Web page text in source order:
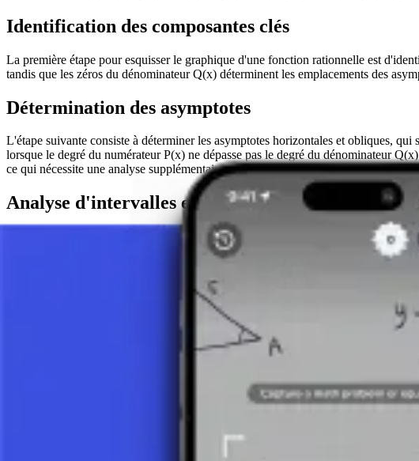
Identification des composantes clés
La première étape pour esquisser le graphique d'une fonction rationnelle est
tandis que les zéros du dénominateur Q(x) déterminent les emplacements des
Détermination des asymptotes
L'étape suivante consiste à déterminer les asymptotes horizontales et obliques,
lorsque le degré du numérateur P(x) ne dépasse pas le degré du dénominateur
ce qui nécessite une analyse supplémentaire utilisant les limites et le rapport des
Analyse d'intervalles et esquisse du graphique
Après avoir déterminé les zéros et les asymptotes, il est important d'analyser les
des dérivées première et seconde, ce qui fournit une meilleure compréhension
L'étape finale consiste à tracer le graphique lui-même, en tenant compte de toutes
comportement du graphique à l'infini. La précision dans le tracé est essentielle
Importance pour les mathématiques
Esquisser le graphique d'une fonction rationnelle n'est pas simplement une
l'infini. En analysant et en traçant des graphiques, les étudiants développent la
de ses applications. Les fonctions rationnelles et leurs graphiques représentent